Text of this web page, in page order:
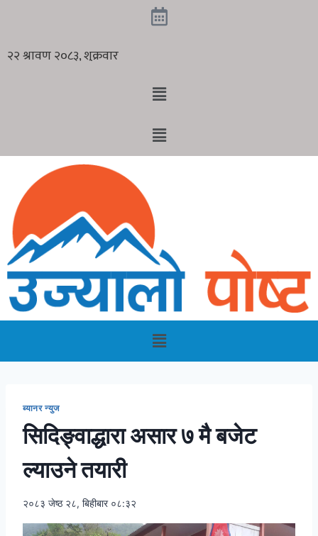
ब्यानर न्युज
सिदिङ्वाद्धारा असार ७ मै बजेट
ल्याउने तयारी
२०८३ जेष्ठ २८, बिहीबार ०८:३२